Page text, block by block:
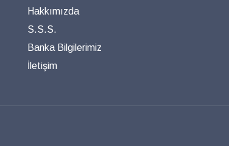
Hakkımızda
S.S.S.
Banka Bilgilerimiz
İletişim